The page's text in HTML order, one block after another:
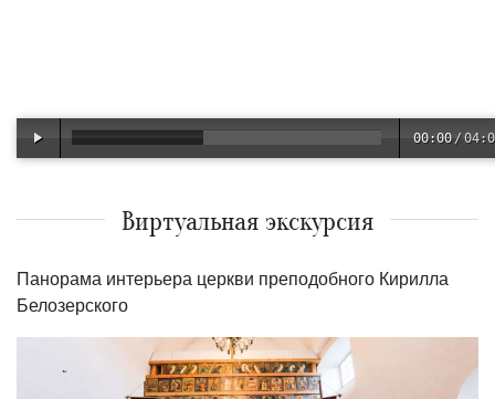
00:00 /
Виртуальная экскурсия
Панорама интерьера церкви преподобного Кирилла
Белозерского